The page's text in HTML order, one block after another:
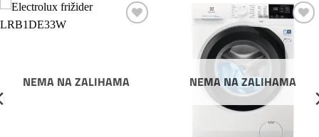
NEMA NA ZALIHAMA NEMA NA ZALIHAMA